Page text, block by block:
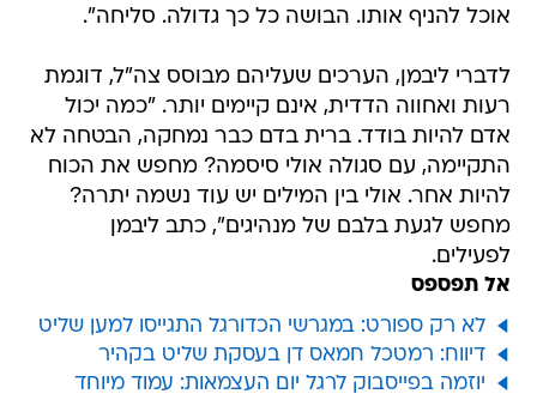
אוכל להניף אותו. הבושה כל כך גדולה. סליחה".
לדברי ליבמן, הערכים שעליהם מבוסס צה"ל, דוגמת
רעות ואחווה הדדית, אינם קיימים יותר. "כמה יכול
אדם להיות בודד. ברית בדם כבר נמחקה, הבטחה לא
התקיימה, עם סגולה אולי סיסמה? מחפש את הכוח
להיות אחר. אולי בין המילים יש עוד נשמה יתרה?
מחפש לגעת בלבם של מנהיגים", כתב ליבמן
לפעילים.
אל תפספס
לא רק ספורט: במגרשי הכדורגל התגייסו למען שליט
דיווח: רמטכל חמאס דן בעסקת שליט בקהיר
יוזמה בפייסבוק לרגל יום העצמאות: עמוד מיוחד